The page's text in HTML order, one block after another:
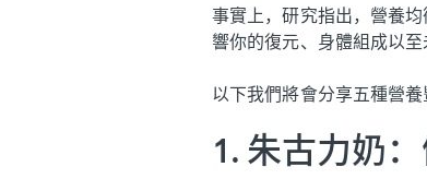
事實上，研究指出，營養
響你的復元、身體組成以至
以下我們將會分享五種營
1. 朱古力奶